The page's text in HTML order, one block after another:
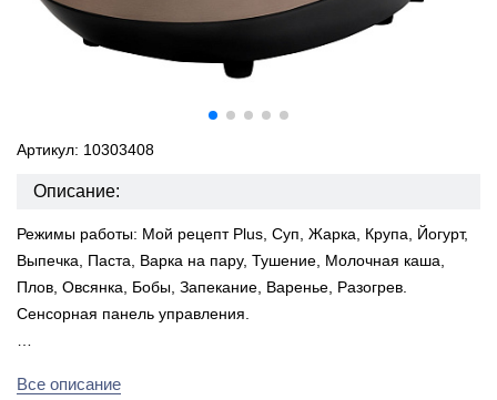
Артикул: 10303408
Описание:
Режимы работы: Мой рецепт Plus, Суп, Жарка, Крупа, Йогурт,
Выпечка, Паста, Варка на пару, Тушение, Молочная каша,
Плов, Овсянка, Бобы, Запекание, Варенье, Разогрев.
Сенсорная панель управления.
Все описание